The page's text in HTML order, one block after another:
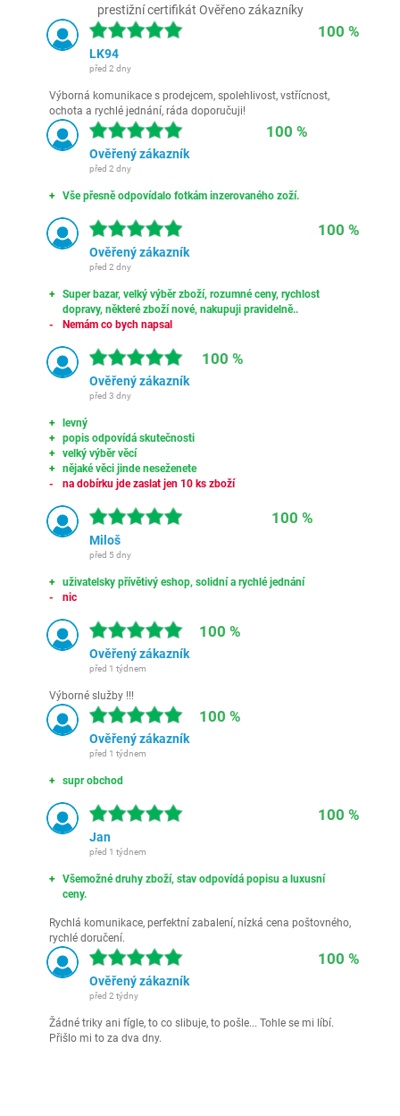
prestižní certifikát Ověřeno zákazníky
100 %
LK94
před 2 dny
Výborná komunikace s prodejcem, spolehlivost, vstřícnost,
ochota a rychlé jednání, ráda doporučuji!
100 %
Ověřený zákazník
před 2 dny
Vše přesně odpovídalo fotkám inzerovaného zoží.
100 %
Ověřený zákazník
před 2 dny
Super bazar, velký výběr zboží, rozumné ceny, rychlost
dopravy, některé zboží nové, nakupuji pravidelně..
Nemám co bych napsal
100 %
Ověřený zákazník
před 3 dny
levný
popis odpovídá skutečnosti
velký výběr věcí
nějaké věci jinde neseženete
na dobírku jde zaslat jen 10 ks zboží
100 %
Miloš
před 5 dny
uživatelsky přívětivý eshop, solidní a rychlé jednání
nic
100 %
Ověřený zákazník
před 1 týdnem
Výborné služby !!!
100 %
Ověřený zákazník
před 1 týdnem
supr obchod
100 %
Jan
před 1 týdnem
Všemožné druhy zboží, stav odpovídá popisu a luxusní
ceny.
Rychlá komunikace, perfektní zabalení, nízká cena poštovného,
rychlé doručení.
100 %
Ověřený zákazník
před 2 týdny
Žádné triky ani fígle, to co slibuje, to pošle... Tohle se mi líbí.
Přišlo mi to za dva dny.